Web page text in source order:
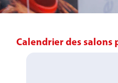
Calendrier des salons